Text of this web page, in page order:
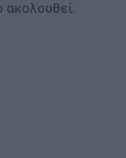
ακολουθεί: